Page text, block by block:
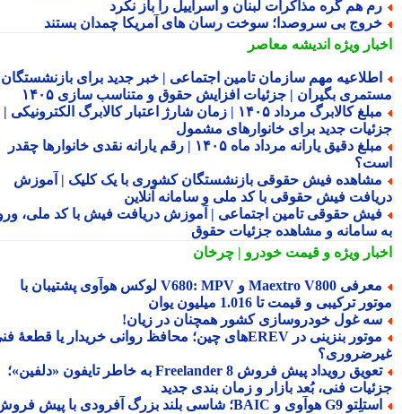
هم گره مذاکرات لبنان و اسراییل را باز نکرد
بی سروصدا؛ سوخت رسان های آمریکا چمدان بستند
ویژهاندیشه معاصر
مهم سازمان تامین اجتماعی | خبر جدید برای بازنشستگان و
بگیران | جزئیات افزایش حقوق و متناسب سازی ۱۴۰۵
مبلغ کالابرگ مرداد ۱۴۰۵ | زمان شارژ اعتبار کالابرگ الکترونیکی |
جدید برای خانوارهای مشمول
مبلغ دقیق یارانه مرداد ماه ۱۴۰۵ | رقم یارانه نقدی خانوارها چقدر
فیش حقوقی بازنشستگان کشوری با یک کلیک | آموزش
فیش حقوقی با کد ملی و سامانه آنلاین
حقوقی تامین اجتماعی | آموزش دریافت فیش با کد ملی، ورود
سامانه و مشاهده جزئیات حقوق
ویژهو قیمت خودرو | چرخان
معرفی Maextro V800 و V680: MPV لوکس هوآوی پشتیبان با
ترکیبی و قیمت تا 1.016 میلیون یوان
غول خودروسازی کشور همچنان در زیان!
موتور بنزینی در EREVهای چین؛ محافظ روانی خریدار یا قطعهٔ فنی
تعویق رویداد پیش فروش Freelander 8 به خاطر تایفون «دلفین»؛
فنی، بُعد بازار و زمان بندی جدید
استلِتو G9 هوآوی و BAIC؛ شاسی بلند بزرگ آفرودی با پیش فروش